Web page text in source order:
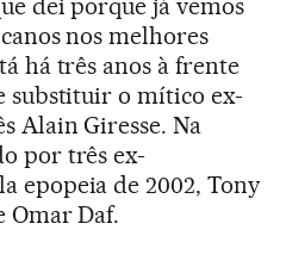
dei porque já vemos
nos melhores
há três anos à frente
substituir o mítico ex-
Alain Giresse. Na
por três ex-
epopeia de 2002, Tony
Omar Daf.